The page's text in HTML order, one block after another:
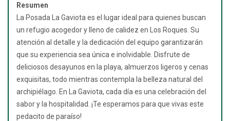
Resumen
La Posada La Gaviota es el lugar ideal para quienes buscan
un refugio acogedor y lleno de calidez en Los Roques. Su
atención al detalle y la dedicación del equipo garantizarán
que su experiencia sea única e inolvidable. Disfrute de
deliciosos desayunos en la playa, almuerzos ligeros y cenas
exquisitas, todo mientras contempla la belleza natural del
archipiélago. En La Gaviota, cada día es una celebración del
sabor y la hospitalidad. ¡Te esperamos para que vivas este
pedacito de paraíso!